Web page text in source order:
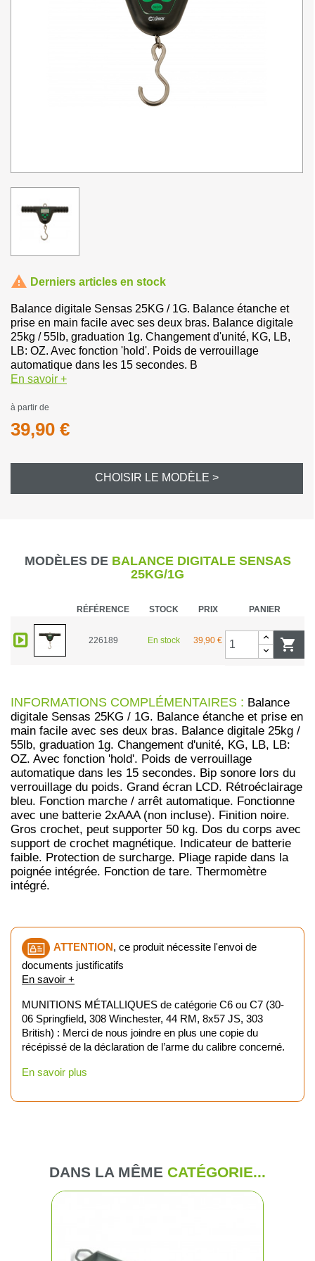
 Derniers articles en stock
Balance digitale Sensas 25KG / 1G. Balance étanche et
prise en main facile avec ses deux bras. Balance digitale
25kg / 55lb, graduation 1g. Changement d'unité, KG, LB,
LB: OZ. Avec fonction 'hold'. Poids de verrouillage
automatique dans les 15 secondes. B
En savoir +
à partir de
39,90 €
CHOISIR LE MODÈLE >
MODÈLES DEBALANCE DIGITALE SENSAS
25KG/1G
RÉFÉRENCE STOCK PRIX PANIER
226189 En stock 39,90 € 
INFORMATIONS COMPLÉMENTAIRES : Balance
digitale Sensas 25KG / 1G. Balance étanche et prise en
main facile avec ses deux bras. Balance digitale 25kg /
55lb, graduation 1g. Changement d'unité, KG, LB, LB:
OZ. Avec fonction 'hold'. Poids de verrouillage
automatique dans les 15 secondes. Bip sonore lors du
verrouillage du poids. Grand écran LCD. Rétroéclairage
bleu. Fonction marche / arrêt automatique. Fonctionne
avec une batterie 2xAAA (non incluse). Finition noire.
Gros crochet, peut supporter 50 kg. Dos du corps avec
support de crochet magnétique. Indicateur de batterie
faible. Protection de surcharge. Pliage rapide dans la
poignée intégrée. Fonction de tare. Thermomètre
intégré.
ATTENTION, ce produit nécessite l'envoi de
documents justificatifs
En savoir +
MUNITIONS MÉTALLIQUES de catégorie C6 ou C7 (30-
06 Springfield, 308 Winchester, 44 RM, 8x57 JS, 303
British) : Merci de nous joindre en plus une copie du
récépissé de la déclaration de l’arme du calibre concerné.
En savoir plus
DANS LA MÊME CATÉGORIE...